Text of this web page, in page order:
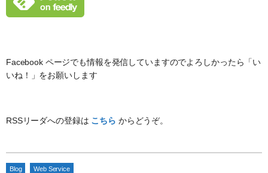
Facebook ページでも情報を発信していますのでよろしかったら「い
いね！」をお願いします
RSSリーダへの登録は こちら からどうぞ。
Blog Web Service